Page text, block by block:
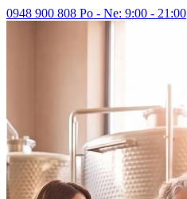
0948 900 808 Po - Ne: 9:00 - 21:00